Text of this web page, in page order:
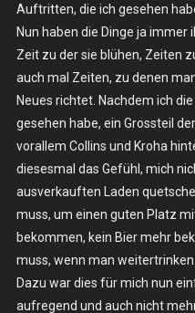
Auftritten, die ich gesehen
Nun haben die Dinge ja immer
Zeit zu der sie blühen, Zeiten
auch mal Zeiten, zu denen
Neues richtet. Nachdem ich
gesehen habe, ein Grossteil
vorallem Collins und Kroha
diesesmal das Gefühl, mich
ausverkauften Laden
muss, um einen guten Platz
bekommen, kein Bier mehr
muss, wenn man weitertrinken
Dazu war dies für mich nun
aufregend und auch nicht